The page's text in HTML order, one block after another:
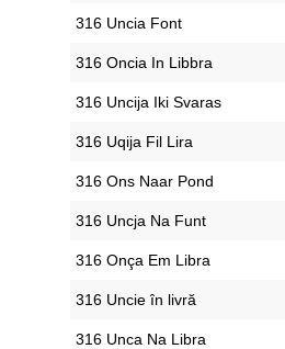
‎316 Uncia Font
‎316 Oncia In Libbra
‎316 Uncija Iki Svaras
‎316 Uqija Fil Lira
‎316 Ons Naar Pond
‎316 Uncja Na Funt
‎316 Onça Em Libra
‎316 Uncie în livră
‎316 Unca Na Libra